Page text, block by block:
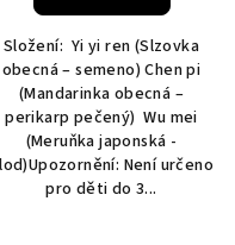
z
5
hvězdiček.
Složení: Yi yi ren (Slzovka
obecná – semeno) Chen pi
(Mandarinka obecná –
perikarp pečený) Wu mei
(Meruňka japonská -
Není určeno
pro děti do 3...